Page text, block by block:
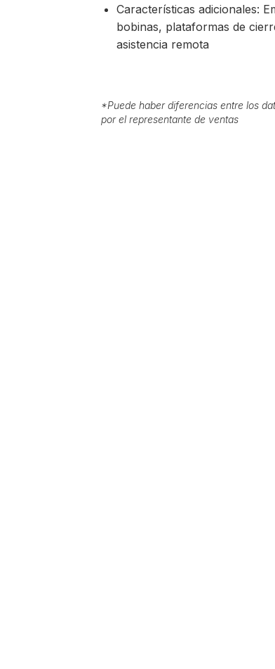
Características adicionales:
bobinas, plataformas de
asistencia remota
*Puede haber diferencias entre los
por el representante de ventas